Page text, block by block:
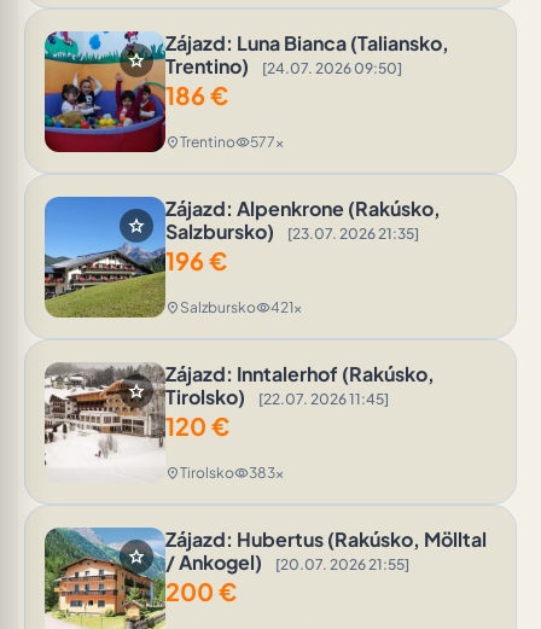
star
Zájazd: Luna Bianca (Taliansko,
Trentino)
[24.07. 2026 09:50]
186€
location_onTrentinovisibility577x
star
Zájazd: Alpenkrone (Rakúsko,
Salzbursko)
[23.07. 2026 21:35]
196€
location_on Salzburskovisibility421x
star
Zájazd: Inntalerhof (Rakúsko,
Tirolsko)
[22.07. 2026 11:45]
120 €
location_onTirolskovisibility383x
star
Zájazd: Hubertus (Rakúsko, Mölltal
/ Ankogel)
[20.07. 2026 21:55]
200 €